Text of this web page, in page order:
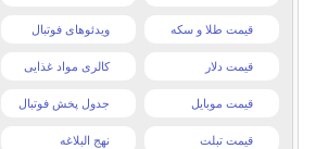
قیمت طلا و سکه ویدئوهای فوتبال
قیمت دلار کالری مواد غذایی
قیمت موبایل جدول پخش فوتبال
قیمت تبلت نهج البلاغه